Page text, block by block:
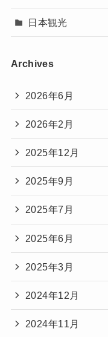
日本観光
Archives
2026年6月
2026年2月
2025年12月
2025年9月
2025年7月
2025年6月
2025年3月
2024年12月
2024年11月